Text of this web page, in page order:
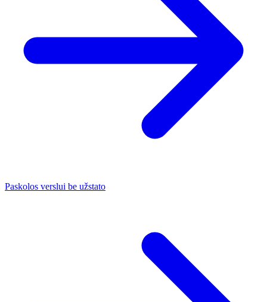
Paskolos verslui be užstato